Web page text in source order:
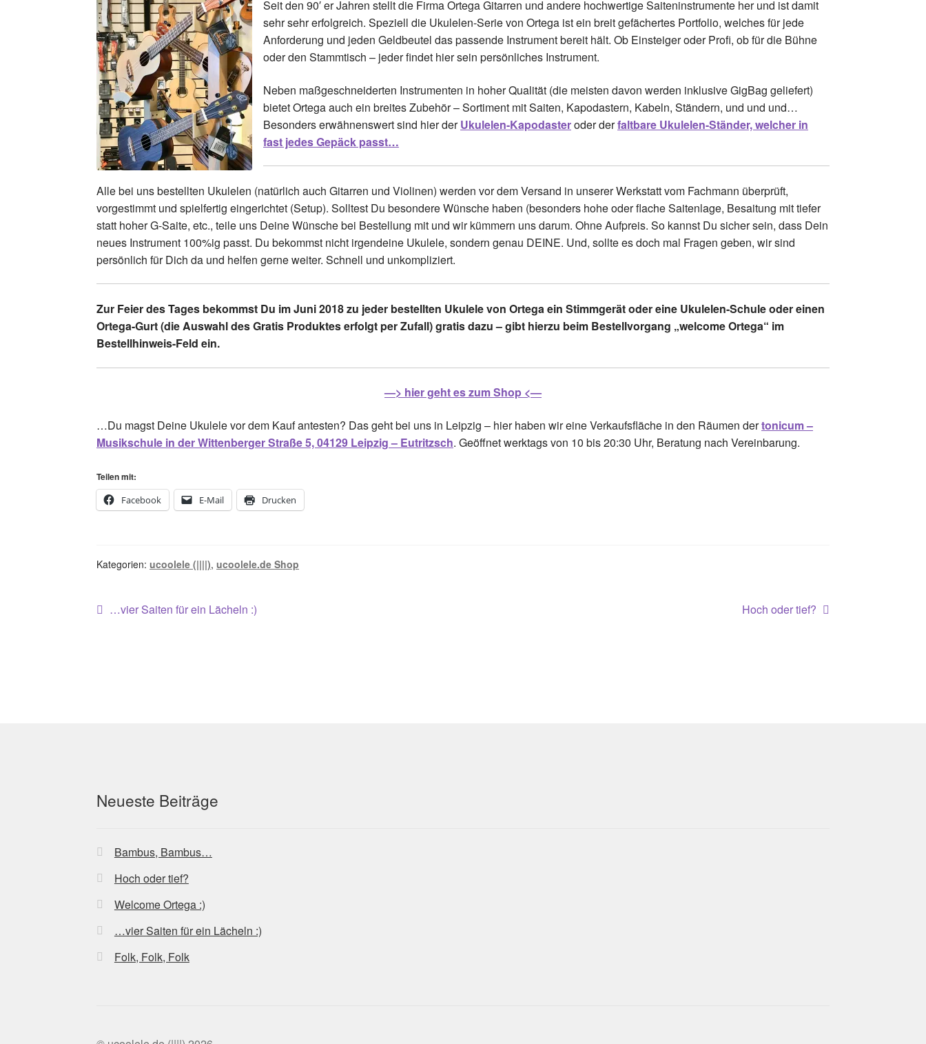
Seit den 90′ er Jahren stellt die Firma Ortega Gitarren und andere hochwertige Saiteninstrumente her und ist damit
sehr sehr erfolgreich. Speziell die Ukulelen-Serie von Ortega ist ein breit gefächertes Portfolio, welches für jede
Anforderung und jeden Geldbeutel das passende Instrument bereit hält. Ob Einsteiger oder Profi, ob für die Bühne
oder den Stammtisch – jeder findet hier sein persönliches Instrument.
Neben maßgeschneiderten Instrumenten in hoher Qualität (die meisten davon werden inklusive GigBag geliefert)
bietet Ortega auch ein breites Zubehör – Sortiment mit Saiten, Kapodastern, Kabeln, Ständern, und und und…
Besonders erwähnenswert sind hier derUkulelen-Kapodasteroder derfaltbare Ukulelen-Ständer, welcher in
fast jedes Gepäck passt…
Alle bei uns bestellten Ukulelen (natürlich auch Gitarren und Violinen) werden vor dem Versand in unserer Werkstatt vom Fachmann überprüft,
vorgestimmt und spielfertig eingerichtet (Setup). Solltest Du besondere Wünsche haben (besonders hohe oder flache Saitenlage, Besaitung mit tiefer
statt hoher G-Saite, etc., teile uns Deine Wünsche bei Bestellung mit und wir kümmern uns darum. Ohne Aufpreis. So kannst Du sicher sein, dass Dein
neues Instrument 100%ig passt. Du bekommst nicht irgendeine Ukulele, sondern genau DEINE. Und, sollte es doch mal Fragen geben, wir sind
persönlich für Dich da und helfen gerne weiter. Schnell und unkompliziert.
Zur Feier des Tages bekommst Du im Juni 2018 zu jeder bestellten Ukulele von Ortega ein Stimmgerät oder eine Ukulelen-Schule oder einen
Ortega-Gurt (die Auswahl des Gratis Produktes erfolgt per Zufall) gratis dazu – gibt hierzu beim Bestellvorgang „welcome Ortega“ im
Bestellhinweis-Feld ein.
—> hier geht es zum Shop <—
…Du magst Deine Ukulele vor dem Kauf antesten? Das geht bei uns in Leipzig – hier haben wir eine Verkaufsfläche in den Räumen dertonicum –
Musikschule in der Wittenberger Straße 5, 04129 Leipzig – Eutritzsch. Geöffnet werktags von 10 bis 20:30 Uhr, Beratung nach Vereinbarung.
Teilen mit:
Facebook
E-Mail Drucken
Kategorien:ucoolele (||||),ucoolele.de Shop
Beitragsnavigation
Vorheriger
…vier Saiten für ein Lächeln :)
Nächster
Hoch oder tief?
Neueste Beiträge
Bambus, Bambus…
Hoch oder tief?
Welcome Ortega :)
…vier Saiten für ein Lächeln :)
Folk, Folk, Folk